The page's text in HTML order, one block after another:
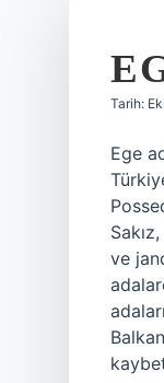
Tarih:
Ege
ve